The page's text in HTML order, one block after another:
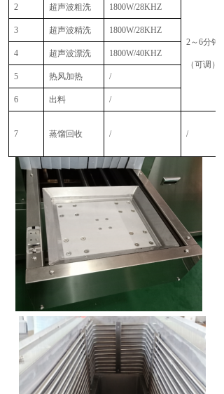
2 超声波粗洗 1800W/28KHZ
2～6分钟
（可调）
3 超声波精洗 1800W/28KHZ
4 超声波漂洗 1800W/40KHZ
5 热风加热 /
6 出料 /
7 蒸馏回收 / /